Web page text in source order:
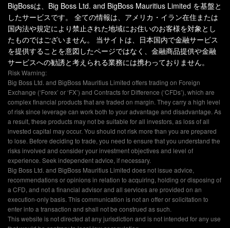
BigBossは、Big Boss Ltd. and BigBoss Mauritius Limited を基盤と
したサービスです。 全ての情報は、アメリカ・イラン在住または
国内法や規定により禁止された地域にお住いのお客様を対象とし
たものではございません。 当サイトは、日本国内で金融サービス
を提供することを意図したページではなく、金融商品提供や金融
サービスへの勧誘と考えられる業務には携わっておりません。
Risk Warning:
Big Boss Ltd. and BigBoss Mauritius Limited offers trading on Foreign
Exchange (‘Forex’ or ‘FX’) and Contracts for Difference (‘CFDs’), which are
complex financial products that are traded on margin. They carry a high level
of risk since leverage can work both to your advantage and disadvantage. As
a result, these products may not be suitable for all investors, as loss of all
invested capital may occur. You should not risk more than you are prepared
to lose. Before deciding to trade, you need to ensure that you understand the
risks involved and consider your investment objectives and level of
experience. Seek independent advice, if necessary.
Big Boss Ltd. and BigBoss Mauritius Limited does not issue advice,
recommendations or opinions in relation to acquiring, holding or disposing of
a CFD, and not a financial advisor and all services are provided on an
execution-only basis. This communication is not an offer or solicitation to
enter into a transaction and shall not be construed as such.
This website is not directed at any jurisdiction and is not intended for any use